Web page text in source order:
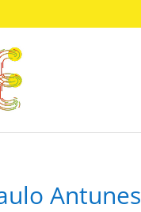
Antunes